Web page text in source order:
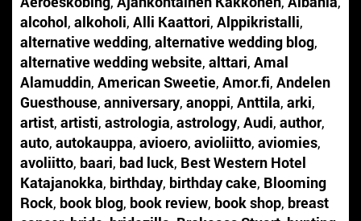
alcohol, alkoholi, Alli Kaattori, Alppikristalli,
alternative wedding, alternative wedding blog,
alternative wedding website, alttari, Amal
Alamuddin, American Sweetie, Amor.fi, Andelen
Guesthouse, anniversary, anoppi, Anttila, arki,
artist, artisti, astrologia, astrology, Audi, author,
auto, autokauppa, avioero, avioliitto, aviomies,
avoliitto, baari, bad luck, Best Western Hotel
Katajanokka, birthday, birthday cake, Blooming
Rock, book blog, book review, book shop, breast